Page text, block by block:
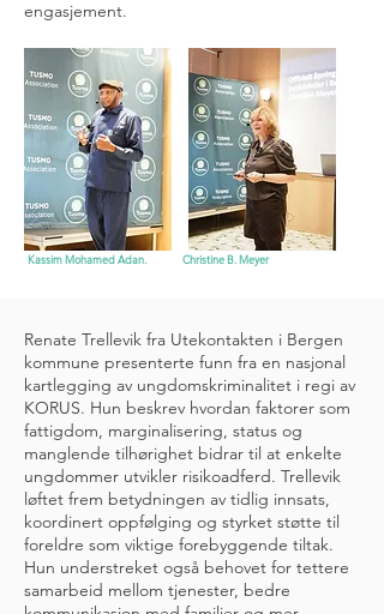
engasjement.
Kassim Mohamed Adan. Christine B. Meyer
Renate Trellevik fra Utekontakten i Bergen
kommune presenterte funn fra en nasjonal
kartlegging av ungdomskriminalitet i regi av
KORUS. Hun beskrev hvordan faktorer som
fattigdom, marginalisering, status og
manglende tilhørighet bidrar til at enkelte
ungdommer utvikler risikoadferd. Trellevik
løftet frem betydningen av tidlig innsats,
koordinert oppfølging og styrket støtte til
foreldre som viktige forebyggende tiltak.
Hun understreket også behovet for tettere
samarbeid mellom tjenester, bedre